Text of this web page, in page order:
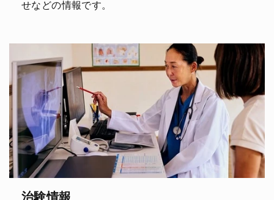
せなどの情報です。